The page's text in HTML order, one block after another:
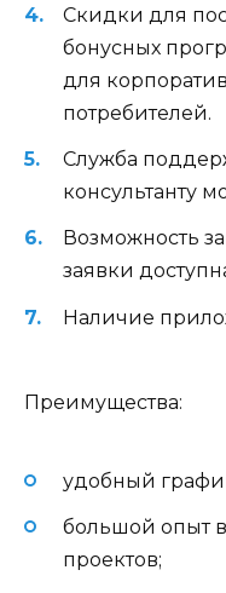
Скидки для
бонусных
для
потребителей.
Служба
консультанту
Возможность
заявки
Наличие
Преимущества:
удобный
большой опыт
проектов;